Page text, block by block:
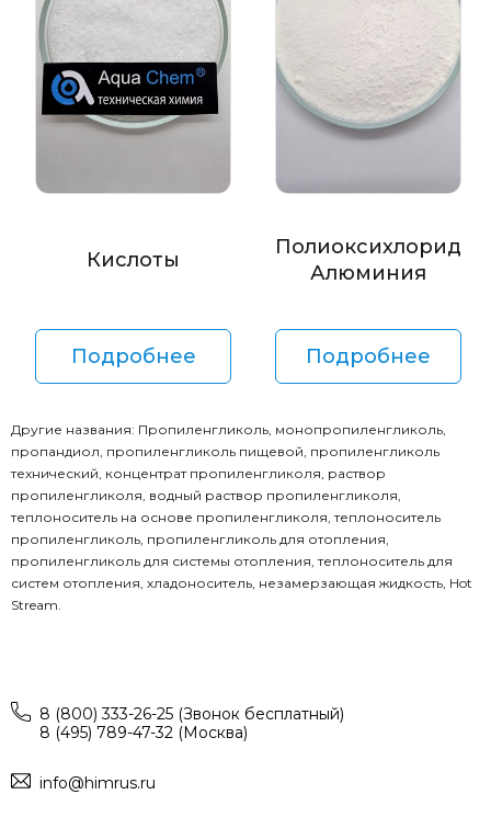
Кислоты
Подробнее
Полиоксихлорид
Алюминия
Подробнее
Другие названия: Пропиленгликоль, монопропиленгликоль,
пропандиол, пропиленгликоль пищевой, пропиленгликоль
технический, концентрат пропиленгликоля, раствор
пропиленгликоля, водный раствор пропиленгликоля,
теплоноситель на основе пропиленгликоля, теплоноситель
пропиленгликоль, пропиленгликоль для отопления,
пропиленгликоль для системы отопления, теплоноситель для
систем отопления, хладоноситель, незамерзающая жидкость, Hot
Stream.
8 (800) 333-26-25 (Звонок бесплатный)
8 (495) 789-47-32 (Москва)
info@himrus.ru